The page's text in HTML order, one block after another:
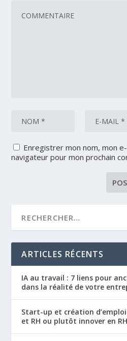
Enregistrer mon nom, mon
navigateur pour mon prochain
ARTICLES RÉCENTS
IA au travail : 7 liens pour
dans la réalité de votre
Start-up et création
et RH ou plutôt innover en